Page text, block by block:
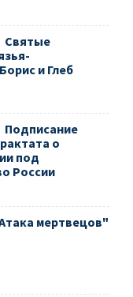
Святые
и Глеб
Подписание
о
под
России
мертвецов"